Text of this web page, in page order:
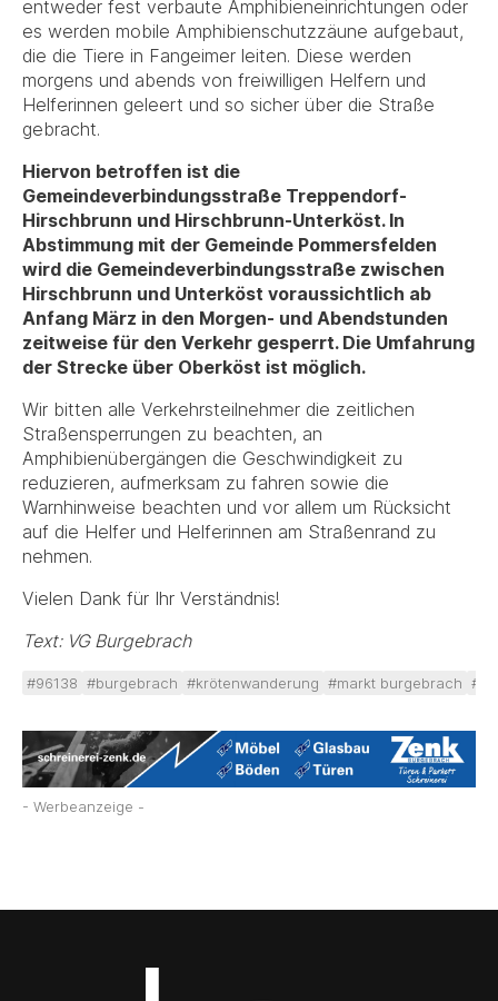
entweder fest verbaute Amphibieneinrichtungen oder
es werden mobile Amphibienschutzzäune aufgebaut,
die die Tiere in Fangeimer leiten. Diese werden
morgens und abends von freiwilligen Helfern und
Helferinnen geleert und so sicher über die Straße
gebracht.
Hiervon betroffen ist die
Gemeindeverbindungsstraße Treppendorf-
Hirschbrunn und Hirschbrunn-Unterköst. In
Abstimmung mit der Gemeinde Pommersfelden
wird die Gemeindeverbindungsstraße zwischen
Hirschbrunn und Unterköst voraussichtlich ab
Anfang März in den Morgen- und Abendstunden
zeitweise für den Verkehr gesperrt. Die Umfahrung
der Strecke über Oberköst ist möglich.
Wir bitten alle Verkehrsteilnehmer die zeitlichen
Straßensperrungen zu beachten, an
Amphibienübergängen die Geschwindigkeit zu
reduzieren, aufmerksam zu fahren sowie die
Warnhinweise beachten und vor allem um Rücksicht
auf die Helfer und Helferinnen am Straßenrand zu
nehmen.
Vielen Dank für Ihr Verständnis!
Text: VG Burgebrach
#96138 #burgebrach #krötenwanderung #markt burgebrach
- Werbeanzeige -